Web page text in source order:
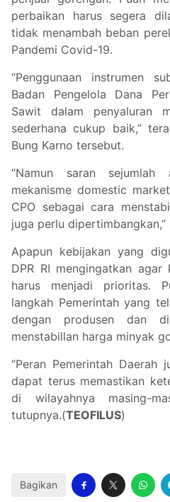
perbaikan harus segera
tidak menambah beban
Pandemi Covid-19.
“Penggunaan instrumen
Badan Pengelola Dana
Sawit dalam penyaluran
sederhana cukup baik,”
Bung Karno tersebut.
“Namun saran sejumlah
mekanisme domestic
CPO sebagai cara
juga perlu dipertimbangkan,”
Apapun kebijakan yang
DPR RI mengingatkan
harus menjadi prioritas.
langkah Pemerintah yang
dengan produsen dan
menstabillan harga minyak
“Peran Pemerintah Daerah
dapat terus memastikan
di wilayahnya masing-
tutupnya.(TEOFILUS)
Bagikan